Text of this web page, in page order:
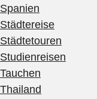
Spanien
Städtereise
Städtetouren
Studienreisen
Tauchen
Thailand